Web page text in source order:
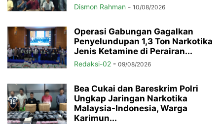
Dismon Rahman - 10/08/2026
Operasi Gabungan Gagalkan
Penyelundupan 1,3 Ton Narkotika
Jenis Ketamine di Perairan...
Redaksi-02 - 09/08/2026
Bea Cukai dan Bareskrim Polri
Ungkap Jaringan Narkotika
Malaysia-Indonesia, Warga
Karimun...